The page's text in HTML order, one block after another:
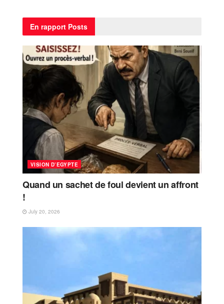
En rapport Posts
VISION D’EGYPTE
Quand un sachet de foul devient un affront
!
July 20, 2026